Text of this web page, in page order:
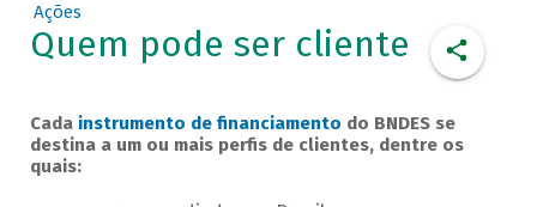
Ações
Quem pode ser cliente
Cada instrumento de financiamento do BNDES se
destina a um ou mais perfis de clientes, dentre os
quais: